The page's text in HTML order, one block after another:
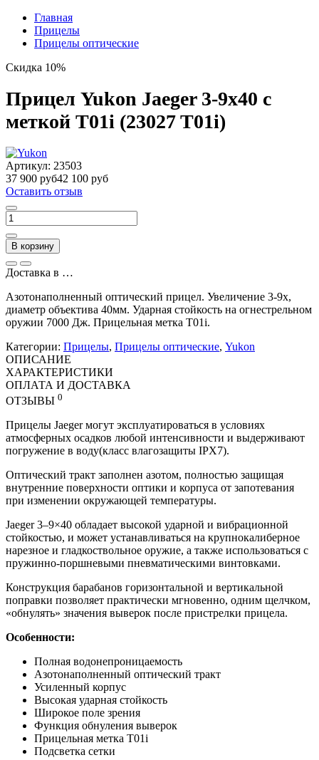
Главная
Прицелы
Прицелы оптические
Скидка 10%
Прицел Yukon Jaeger 3-9х40 с
меткой T01i (23027 T01i)
Артикул: 23503
37 900 руб42 100 руб
Оставить отзыв
В корзину
Доставка в …
Азотонаполненный оптический прицел. Увеличение 3-9x,
диаметр объектива 40мм. Ударная стойкость на огнестрельном
оружии 7000 Дж. Прицельная метка T01i.
Категории: Прицелы, Прицелы оптические, Yukon
ОПИСАНИЕ
ХАРАКТЕРИСТИКИ
ОПЛАТА И ДОСТАВКА
ОТЗЫВЫ 0
Прицелы Jaeger могут эксплуатироваться в условиях
атмосферных осадков любой интенсивности и выдерживают
погружение в воду(класс влагозащиты IPX7).
Оптический тракт заполнен азотом, полностью защищая
внутренние поверхности оптики и корпуса от запотевания
при изменении окружающей температуры.
Jaeger 3–9×40 обладает высокой ударной и вибрационной
стойкостью, и может устанавливаться на крупнокалиберное
нарезное и гладкоствольное оружие, а также использоваться с
пружинно-поршневыми пневматическими винтовками.
Конструкция барабанов горизонтальной и вертикальной
поправки позволяет практически мгновенно, одним щелчком,
«обнулять» значения выверок после пристрелки прицела.
Особенности:
Полная водонепроницаемость
Азотонаполненный оптический тракт
Усиленный корпус
Высокая ударная стойкость
Широкое поле зрения
Функция обнуления выверок
Прицельная метка T01i
Подсветка сетки